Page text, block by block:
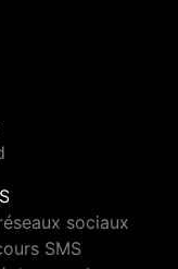
sociaux
SMS